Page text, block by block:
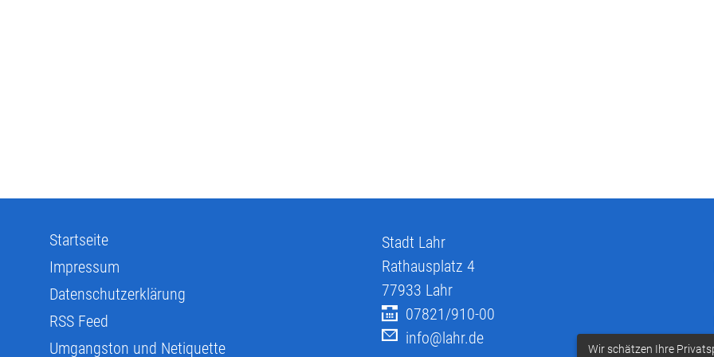
Startseite
Impressum
Datenschutzerklärung
RSS Feed
Umgangston und Netiquette
Stadt Lahr
Rathausplatz 4
77933 Lahr
07821/910-00
info@lahr.de
Wir schätzen Ihre